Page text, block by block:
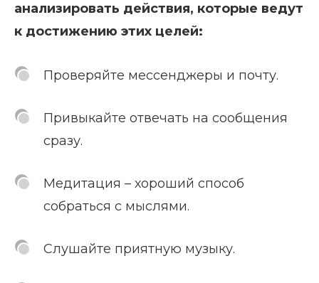
анализировать действия, которые ведут
к достижению этих целей:
Проверяйте мессенджеры и почту.
Привыкайте отвечать на сообщения
сразу.
Медитация – хороший способ
собраться с мыслями.
Слушайте приятную музыку.